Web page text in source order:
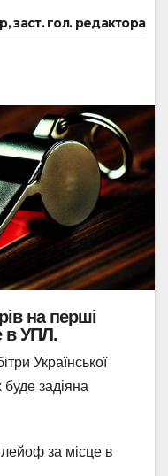
заст. гол. редактора
на перші
в УПЛ.
Української
задіяна
за місце в